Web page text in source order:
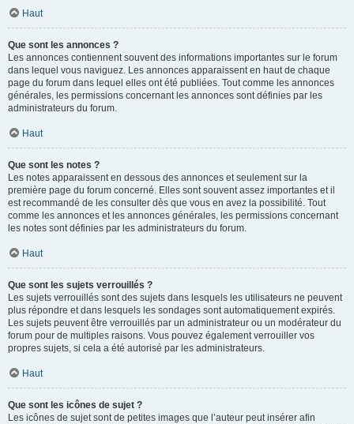
Haut
Que sont les annonces ?
Les annonces contiennent souvent des informations importantes sur le forum
dans lequel vous naviguez. Les annonces apparaissent en haut de chaque
page du forum dans lequel elles ont été publiées. Tout comme les annonces
générales, les permissions concernant les annonces sont définies par les
administrateurs du forum.
Haut
Que sont les notes ?
Les notes apparaissent en dessous des annonces et seulement sur la
première page du forum concerné. Elles sont souvent assez importantes et il
est recommandé de les consulter dès que vous en avez la possibilité. Tout
comme les annonces et les annonces générales, les permissions concernant
les notes sont définies par les administrateurs du forum.
Haut
Que sont les sujets verrouillés ?
Les sujets verrouillés sont des sujets dans lesquels les utilisateurs ne peuvent
plus répondre et dans lesquels les sondages sont automatiquement expirés.
Les sujets peuvent être verrouillés par un administrateur ou un modérateur du
forum pour de multiples raisons. Vous pouvez également verrouiller vos
propres sujets, si cela a été autorisé par les administrateurs.
Haut
Que sont les icônes de sujet ?
Les icônes de sujet sont de petites images que l’auteur peut insérer afin